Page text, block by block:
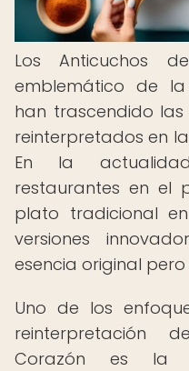
Los Anticuchos
emblemático de
han trascendido
reinterpretados en
En la
restaurantes en el
plato tradicional
versiones
esencia original
Uno de los
reinterpretación
Corazón es la